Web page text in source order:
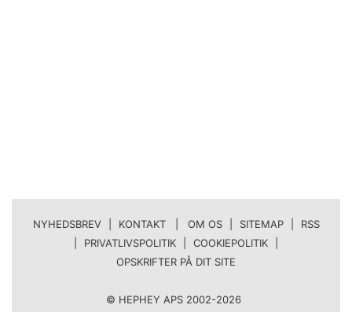
NYHEDSBREV KONTAKT | OM OS SITEMAP
RSS
PRIVATLIVSPOLITIK COOKIEPOLITIK
OPSKRIFTER PÅ DIT SITE
© HEPHEY APS 2002-2026